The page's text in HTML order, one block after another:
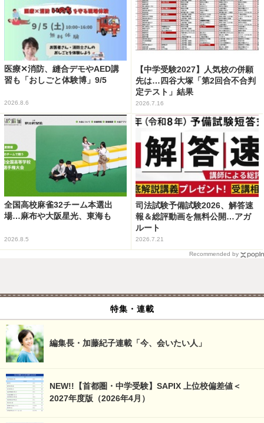
医療✕消防、縫合デモやAED講
習も「おしごと体験博」9/5
2026.8.6
【中学受験2027】人気校の併願
先は…四谷大塚「第2回合不合判
定テスト」結果
2026.7.16
全国高校麻雀32チーム本選出
場…麻布や大阪星光、東海も
2026.8.5
司法試験予備試験2026、解答速
報＆総評動画を無料公開…アガ
ルート
2026.7.21
Recommended by
特集・連載
編集長・加藤紀子連載「今、会いたい人」
NEW!!【首都圏・中学受験】SAPIX 上位校偏差値＜
2027年度版（2026年4月）